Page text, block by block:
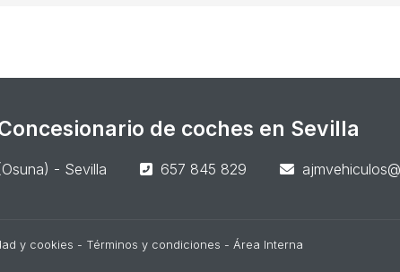
de coches en Sevilla
- Sevilla 657 845 829
y cookies - Términos y condiciones - Área Interna